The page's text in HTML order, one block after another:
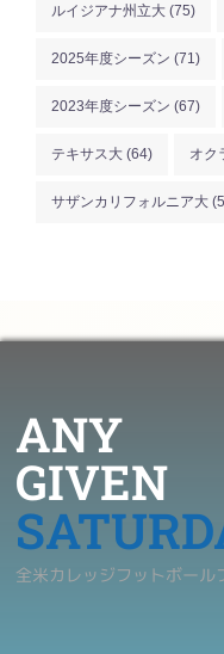
ルイジアナ州立大 (75)
2025年度シーズン (71)
2023年度シーズン (67)
テキサス大 (64) オク
サザンカリフォルニア大
ANY
GIVEN
全米カレッジフットボール